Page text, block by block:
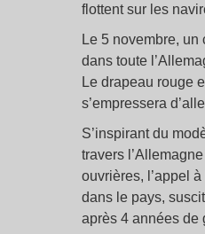
flottent sur les
Le 5 novembre,
dans toute
Le drapeau rouge
s’empressera
S’inspirant du
travers
ouvrières, l’appel
dans le pays,
après 4 années de